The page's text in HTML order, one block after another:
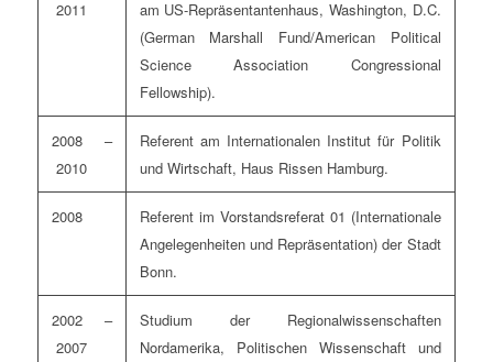
2011
am US-Repräsentantenhaus, Washington, D.C.
(German Marshall Fund/American Political
Science Association Congressional
Fellowship).
2008 –
2010
Referent am Internationalen Institut für Politik
und Wirtschaft, Haus Rissen Hamburg.
2008
Referent im Vorstandsreferat 01 (Internationale
Angelegenheiten und Repräsentation) der Stadt
Bonn.
2002 –
2007
Studium der Regionalwissenschaften
Nordamerika, Politischen Wissenschaft und